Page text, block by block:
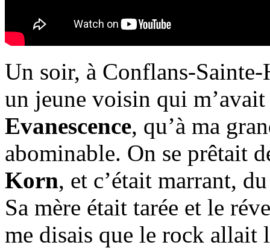
Un soir, à Conflans-
un jeune voisin qui
Evanescence, qu’à ma
abominable. On se prêtait
Korn, et c’était marrant,
Sa mère était tarée et le
me disais que le rock allait